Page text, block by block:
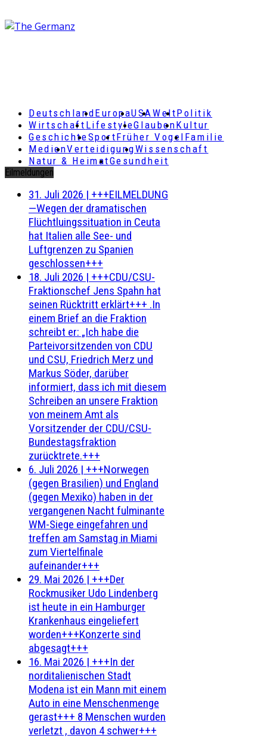
DeutschlandEuropaUSAWeltPolitik
Wirtschaft LifestyleGlaubenKultur
GeschichteSportFrüher Vogel Familie
MedienVerteidigungWissenschaft
Natur & HeimatGesundheit
Eilmeldungen
31. Juli 2026 | +++EILMELDUNG
—Wegen der dramatischen
Flüchtluingssituation in Ceuta
hat Italien alle See- und
Luftgrenzen zu Spanien
geschlossen+++
18. Juli 2026 | +++CDU/CSU-
Fraktionschef Jens Spahn hat
seinen Rücktritt erklärt+++ .In
einem Brief an die Fraktion
schreibt er: „Ich habe die
Parteivorsitzenden von CDU
und CSU, Friedrich Merz und
Markus Söder, darüber
informiert, dass ich mit diesem
Schreiben an unsere Fraktion
von meinem Amt als
Vorsitzender der CDU/CSU-
Bundestagsfraktion
zurücktrete.+++
6. Juli 2026 | +++Norwegen
(gegen Brasilien) und England
(gegen Mexiko) haben in der
vergangenen Nacht fulminante
WM-Siege eingefahren und
treffen am Samstag in Miami
zum Viertelfinale
aufeinander+++
29. Mai 2026 | +++Der
Rockmusiker Udo Lindenberg
ist heute in ein Hamburger
Krankenhaus eingeliefert
worden+++Konzerte sind
abgesagt+++
16. Mai 2026 | +++In der
norditalienischen Stadt
Modena ist ein Mann mit einem
Auto in eine Menschenmenge
gerast+++ 8 Menschen wurden
verletzt , davon 4 schwer+++